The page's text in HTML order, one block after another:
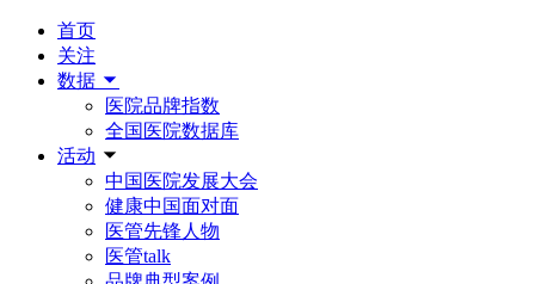
首页
关注
数据
医院品牌指数
全国医院数据库
活动
中国医院发展大会
健康中国面对面
医管先锋人物
医管talk